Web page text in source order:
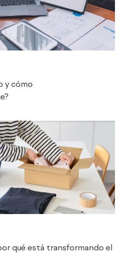
y cómo
qué está transformando el